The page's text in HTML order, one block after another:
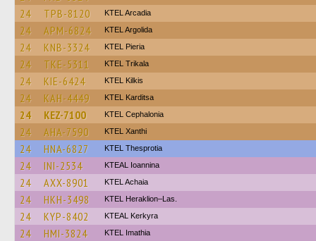
24 TPB-8120 KTEL Arcadia
24 APM-6824 KTEL Argolida
24 KNB-3324 KTEL Pieria
24 TKE-5311 ΚΤΕL Τrikala
24 KIE-6424 KTEL Kilkis
24 KAH-4449 ΚΤΕL Karditsa
24 KEZ-7100 KTEL Cephalonia
24 AHA-7590 KTEL Xanthi
24 HNA-6827 KTEL Thesprotia
24 INI-2534 KTEAL Ioannina
24 AXX-8901 KTEL Achaia
24 HKH-3498 KTEL Heraklion–Las.
24 KYP-8402 KTEAL Kerkyra
24 HMI-3824 KTEL Imathia